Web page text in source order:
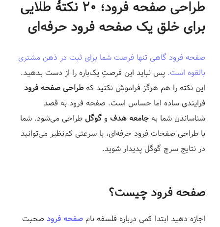
طراحی صفحه فرود؛ ۲۰ نکتۀ طلایی
برای خلق یک صفحه فرود حرفه‌ای
صفحه فرود گاهی تنها فرصت شما برای ثبت در ذهن مشتری
بالقوه است. پس نباید این فرصتِ یک‌باره را از دست بدهید.
این نکته را هم هرگز فراموش نکنید که طراحی صفحه فرود
فرایندی ساده اما حساس است. صفحه فرود به قصد
شناساندن شما به جامعه هدف و گوگل طراحی می‌شود. شما
با طراحی صفحات فرود حرفه‌ای، با سرعتی کم‌نظیر می‌توانید
در نتایج سرچ گوگل پدیدار شوید.⁣
صفحه فرود چیست؟
اجازه دهید ابتدا کمی درباره فلسفه نام صفحه فرود صحبت